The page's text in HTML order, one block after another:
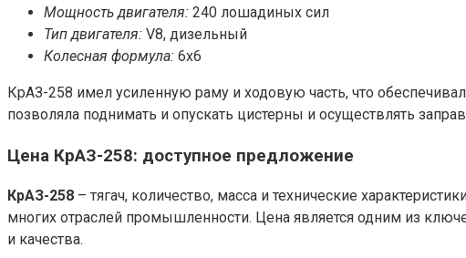
Мощность двигателя: 240 лошадиных сил
Тип двигателя: V8, дизельный
Колесная формула: 6х6
КрАЗ-258 имел усиленную раму и ходовую часть, что
позволяла поднимать и опускать цистерны и осуществлять
Цена КрАЗ-258: доступное предложение
КрАЗ-258 – тягач, количество, масса и технические
многих отраслей промышленности. Цена является одним из
и качества.